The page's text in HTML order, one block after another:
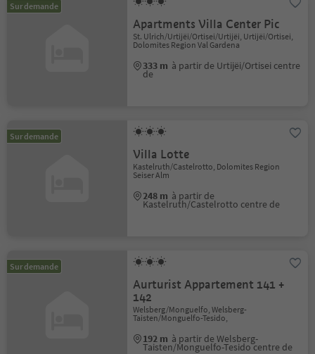
Sur demande
Apartments Villa Center Pic
St. Ulrich/Urtijëi/Ortisei/Urtijëi, Urtijëi/Ortisei,
Dolomites Region Val Gardena
333 m à partir de Urtijëi/Ortisei centre
de
Sur demande
Villa Lotte
Kastelruth/Castelrotto, Dolomites Region
Seiser Alm
248 m à partir de
Kastelruth/Castelrotto centre de
Sur demande
Aurturist Appartement 141 +
142
Welsberg/Monguelfo, Welsberg-
Taisten/Monguelfo-Tesido,
192 m à partir de Welsberg-
Taisten/Monguelfo-Tesido centre de